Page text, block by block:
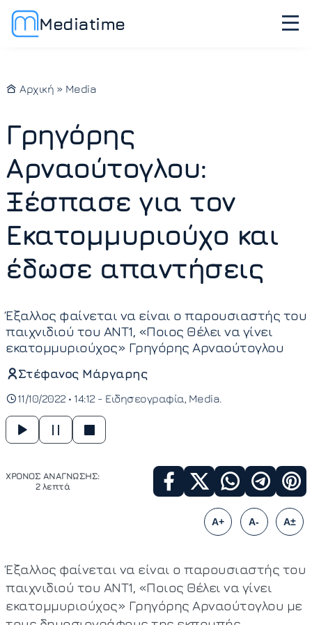
Mediatime
Αρχική » Media
Γρηγόρης
Αρναούτογλου:
Ξέσπασε για τον
Εκατομμυριούχο και
έδωσε απαντήσεις
Έξαλλος φαίνεται να είναι ο παρουσιαστής του
παιχνιδιού του ΑΝΤ1, «Ποιος Θέλει να γίνει
εκατομμυριούχος» Γρηγόρης Αρναούτογλου
Στέφανος Μάργαρης
11/10/2022 • 14:12 - Ειδησεογραφία Media
ΧΡΟΝΟΣ ΑΝΑΓΝΩΣΗΣ:
2 λεπτά
A+ A- A±
Έξαλλος φαίνεται να είναι ο παρουσιαστής του
παιχνιδιού του ΑΝΤ1, «Ποιος Θέλει να γίνει
εκατομμυριούχος» Γρηγόρης Αρναούτογλου με